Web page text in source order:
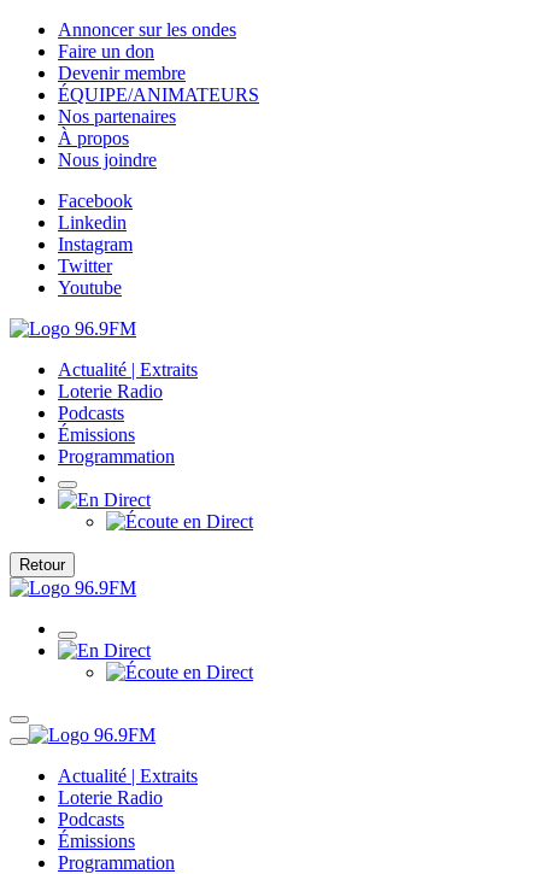
Annoncer sur les ondes
Faire un don
Devenir membre
ÉQUIPE/ANIMATEURS
Nos partenaires
À propos
Nous joindre
Facebook
Linkedin
Instagram
Twitter
Youtube
Actualité | Extraits
Loterie Radio
Podcasts
Émissions
Programmation
Retour
Actualité | Extraits
Loterie Radio
Podcasts
Émissions
Programmation